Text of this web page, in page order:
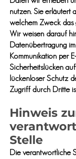
nutzen. Sie erläutert
welchem Zweck das
Wir weisen darauf
Datenübertragung
Kommunikation per
Sicherheitslücken
lückenloser Schutz
Zugriff durch Dritte
Hinweis
Stelle
Die verantwortliche